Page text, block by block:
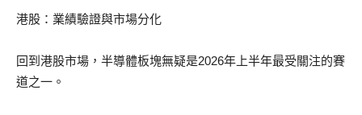
港股：業績驗證與市場分化
回到港股市場，半導體板塊無疑是2026年上半年最受關注的賽
道之一。